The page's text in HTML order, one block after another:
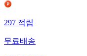
297적립
무료배송